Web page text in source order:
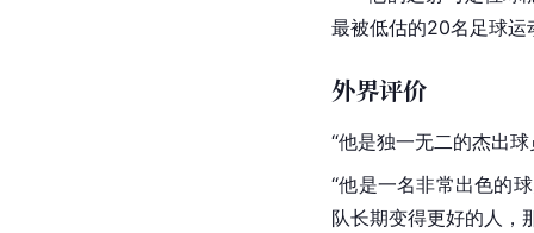
最被低估的20名足球运
外界评价
“他是独一无二的杰出
“他是一名非常出色的
队长期变得更好的人，